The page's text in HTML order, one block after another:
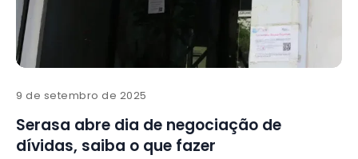
9 de setembro de 2025
Serasa abre dia de negociação de
dívidas, saiba o que fazer